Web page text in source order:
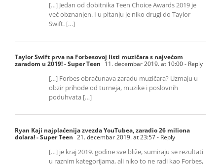
[…] Jedan od dobitnika Teen Choice Awards 2019 je
već obznanjen. I u pitanju je niko drugi do Taylor
Swift. […]
Taylor Swift prva na Forbesovoj listi muzičara s najvećom
zaradom u 2019! - Super Teen 11. decembar 2019. at 10:00- Reply
[…] Forbes obračunava zaradu muzičara? Uzmaju u
obzir prihode od turneja, muzike i poslovnih
poduhvata […]
Ryan Kaji najplaćenija zvezda YouTubea, zaradio 26 miliona
dolara! - Super Teen 21. decembar 2019. at 23:57- Reply
[…] je kraj 2019. godine sve bliže, sumiraju se rezultati
u raznim kategorijama, ali niko to ne radi kao Forbes,